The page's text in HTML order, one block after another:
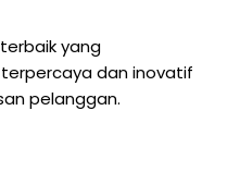
yang
dan inovatif
pelanggan.